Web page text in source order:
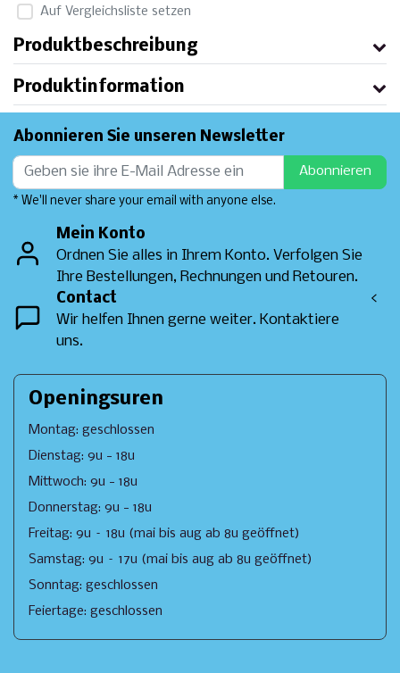
Auf Vergleichsliste setzen
Produktbeschreibung
Produktinformation
Abonnieren Sie unseren Newsletter
Abonnieren
* We'll never share your email with anyone else.
Mein Konto
Ordnen Sie alles in Ihrem Konto. Verfolgen Sie
Ihre Bestellungen, Rechnungen und Retouren.
Contact
Wir helfen Ihnen gerne weiter. Kontaktiere
uns.
<
Openingsuren
Montag: geschlossen
Dienstag: 9u - 18u
Mittwoch: 9u - 18u
Donnerstag: 9u - 18u
Freitag: 9u – 18u (mai bis aug ab 8u geöffnet)
Samstag: 9u – 17u (mai bis aug ab 8u geöffnet)
Sonntag: geschlossen
Feiertage: geschlossen